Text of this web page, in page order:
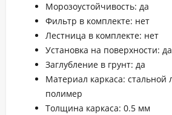
Морозоустойчивость: да
Фильтр в комплекте: нет
Лестница в комплекте: нет
Установка на поверхности: да
Заглубление в грунт: да
Материал каркаса: стальной
полимер
Толщина каркаса: 0.5 мм